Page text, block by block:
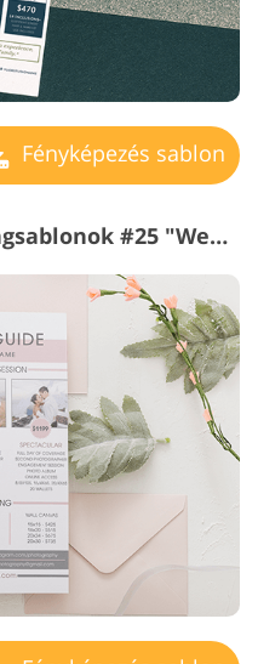
Fényképezés sablon
Ingyenes fotós marketingsablonok #25 "Wedding Árazás Guide"